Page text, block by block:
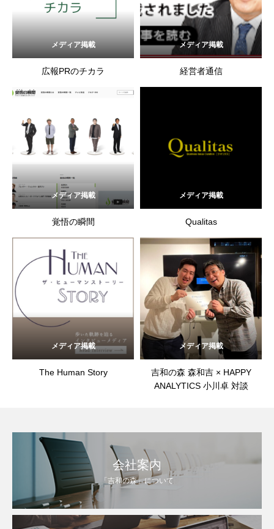
メディア掲載
広報PRのチカラ
メディア掲載
経営者通信
メディア掲載
覚悟の瞬間
メディア掲載
Qualitas
メディア掲載
The Human Story
メディア掲載
吉和の森 森和吉 × HAPPY
ANALYTICS 小川卓 対談
会社案内
「吉和の森」について